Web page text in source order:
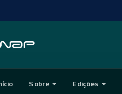
Sobre Edições